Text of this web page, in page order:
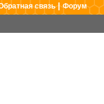
связь|Форум